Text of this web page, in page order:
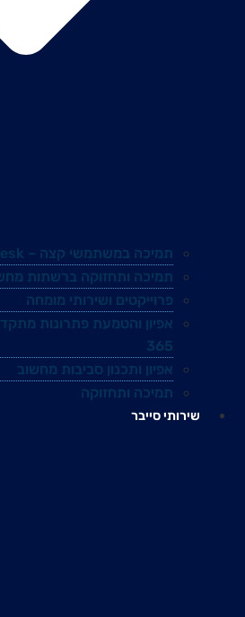
תמיכה במשתמשי קצה – Help Desk
תמיכה ותחזוקה ברשתות
פרוייקטים ושירותי מומחה
365
אפיון ותכנון סביבות מחשוב
תמיכה ותחזוקה
שירותי סייבר